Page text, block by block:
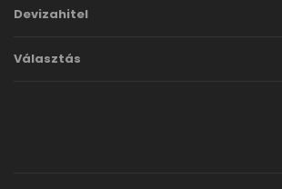
Devizahitel
Választás